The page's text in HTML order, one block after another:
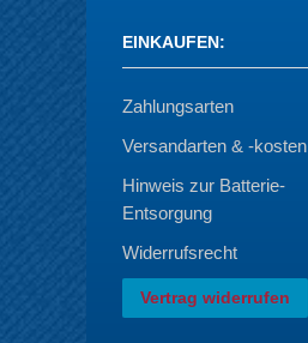
EINKAUFEN:
Zahlungsarten
Versandarten & -kosten
Hinweis zur Batterie-
Entsorgung
Widerrufsrecht
Vertrag widerrufen